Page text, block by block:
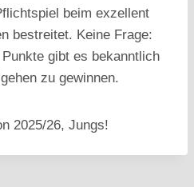
beim exzellent
bestreitet. Keine Frage:
gibt es bekanntlich
zu gewinnen.
2025/26, Jungs!